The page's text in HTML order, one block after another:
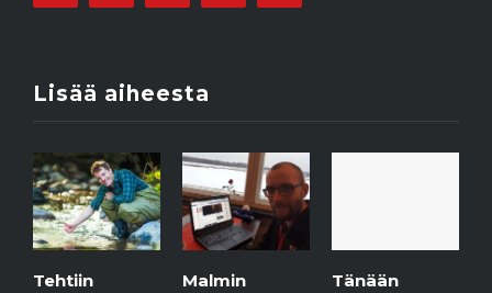
Lisää aiheesta
Tänään